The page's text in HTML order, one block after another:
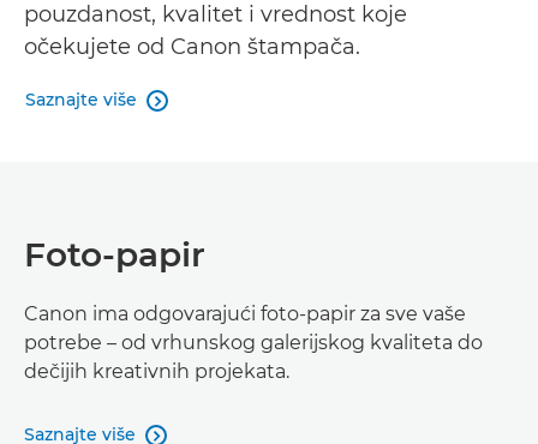
pouzdanost, kvalitet i vrednost koje
očekujete od Canon štampača.
Saznajte više 
Foto-papir
Canon ima odgovarajući foto-papir za sve vaše
potrebe – od vrhunskog galerijskog kvaliteta do
dečijih kreativnih projekata.
Saznajte više 